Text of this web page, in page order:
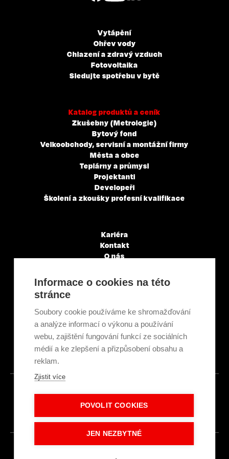
Vytápění
Ohřev vody
Chlazení a zdravý vzduch
Fotovoltaika
Sledujte spotřebu v bytě
Katalog produktů a ceník
Zkušebny (Metrologie)
Bytový fond
Velkoobchody, servisní a montážní firmy
Města a obce
Teplárny a průmysl
Projektanti
Developeři
Školení a zkoušky profesní kvalifikace
Kariéra
Kontakt
O nás
Články a novinky
GDPR & Cookies
Ekologická recyklace
Projekty EU
Intranet - Přihlášení
Přihlášení
© 2026
Informace o cookies na této
stránce
Soubory cookie používáme ke shromažďování
a analýze informací o výkonu a používání
webu, zajištění fungování funkcí ze sociálních
médií a ke zlepšení a přizpůsobení obsahu a
reklam.
Zjistit více
POVOLIT COOKIES
JEN NEZBYTNÉ